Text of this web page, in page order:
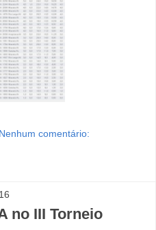
Nenhum comentário:
no III Torneio